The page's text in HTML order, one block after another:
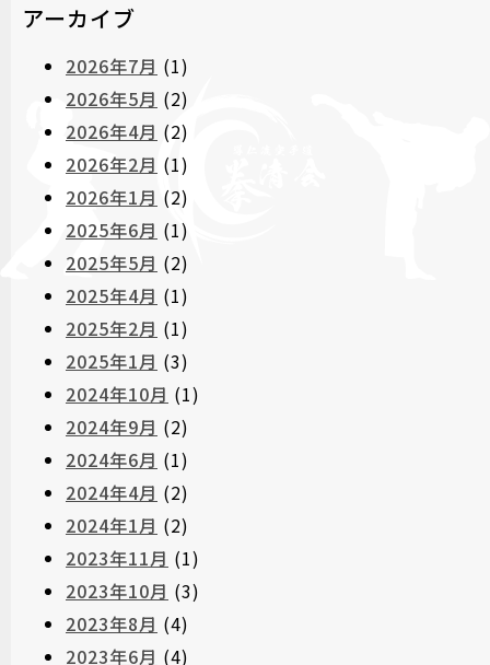
アーカイブ
2026年7月 (1)
2026年5月 (2)
2026年4月 (2)
2026年2月 (1)
2026年1月 (2)
2025年6月 (1)
2025年5月 (2)
2025年4月 (1)
2025年2月 (1)
2025年1月 (3)
2024年10月 (1)
2024年9月 (2)
2024年6月 (1)
2024年4月 (2)
2024年1月 (2)
2023年11月 (1)
2023年10月 (3)
2023年8月 (4)
2023年6月 (4)